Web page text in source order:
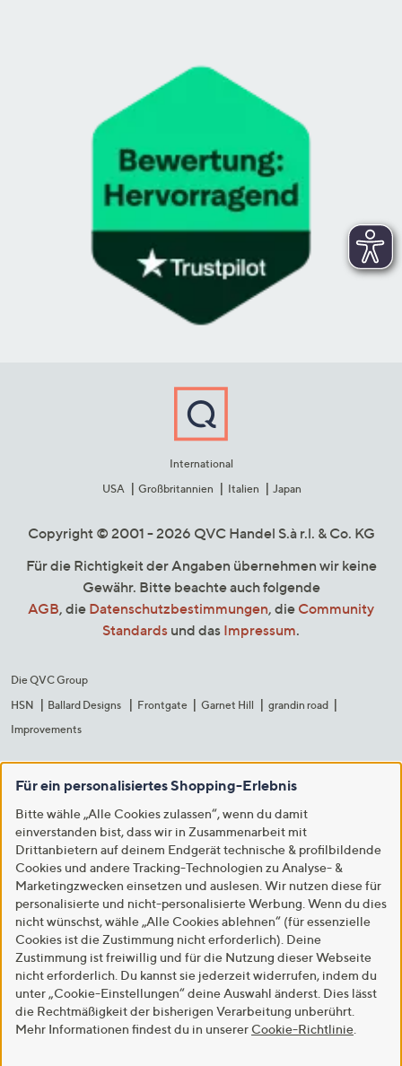
International
USA
Großbritannien Italien Japan
Copyright © 2001 - 2026 QVC Handel S.à r.l. & Co. KG
Für die Richtigkeit der Angaben übernehmen wir keine
Gewähr. Bitte beachte auch folgende
AGB, die Datenschutzbestimmungen, die Community
Standards und das Impressum.
Die QVC Group
HSN
Ballard Designs Frontgate Garnet Hill
grandin road
Improvements
Für ein personalisiertes Shopping-Erlebnis
Bitte wähle „Alle Cookies zulassen“, wenn du damit
einverstanden bist, dass wir in Zusammenarbeit mit
Drittanbietern auf deinem Endgerät technische & profilbildende
Cookies und andere Tracking-Technologien zu Analyse- &
Marketingzwecken einsetzen und auslesen. Wir nutzen diese für
personalisierte und nicht-personalisierte Werbung. Wenn du dies
nicht wünschst, wähle „Alle Cookies ablehnen“ (für essenzielle
Cookies ist die Zustimmung nicht erforderlich). Deine
Zustimmung ist freiwillig und für die Nutzung dieser Webseite
nicht erforderlich. Du kannst sie jederzeit widerrufen, indem du
unter „Cookie-Einstellungen“ deine Auswahl änderst. Dies lässt
die Rechtmäßigkeit der bisherigen Verarbeitung unberührt.
Mehr Informationen findest du in unserer Cookie-Richtlinie